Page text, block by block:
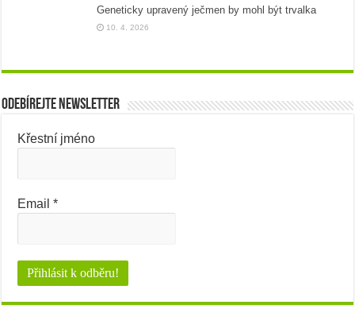
Geneticky upravený ječmen by mohl být trvalka
10. 4. 2026
Odebírejte newsletter
Křestní jméno
Email*